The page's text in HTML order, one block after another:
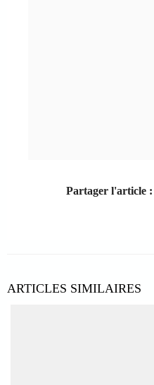
Partager l'article :
ARTICLES SIMILAIRES